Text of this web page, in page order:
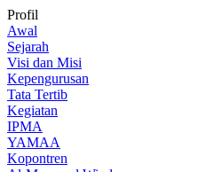
Profil
Awal
Sejarah
Visi dan Misi
Kepengurusan
Tata Tertib
Kegiatan
IPMA
YAMAA
Kopontren